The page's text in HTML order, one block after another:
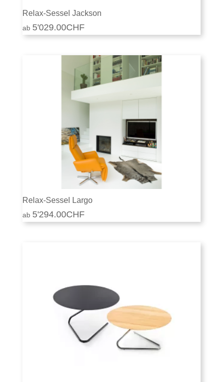
Relax-Sessel Jackson
5'029.00CHF
Relax-Sessel Largo
5'294.00CHF